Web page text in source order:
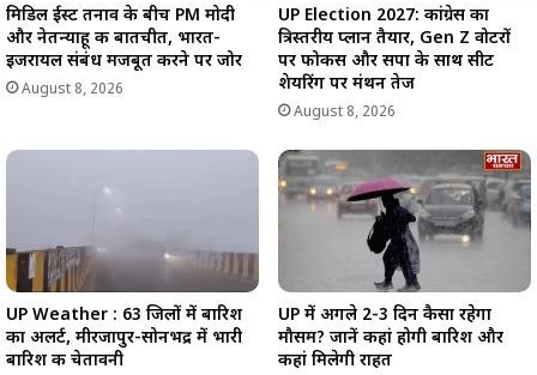
मिडिल ईस्ट तनाव के बीच PM मोदी
और नेतन्याहू की बातचीत, भारत-
इजरायल संबंध मजबूत करने पर जोर
August 8, 2026
UP Election 2027: कांग्रेस का
त्रिस्तरीय प्लान तैयार, Gen Z वोटरों
पर फोकस और सपा के साथ सीट
शेयरिंग पर मंथन तेज
August 8, 2026
UP Weather : 63 जिलों में बारिश
का अलर्ट, मीरजापुर-सोनभद्र में भारी
बारिश की चेतावनी
UP में अगले 2-3 दिन कैसा रहेगा
मौसम? जानें कहां होगी बारिश और
कहां मिलेगी राहत